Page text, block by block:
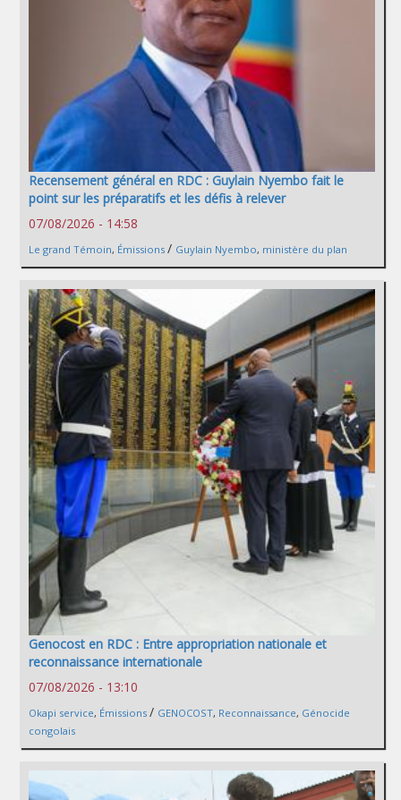
Recensement général en RDC : Guylain Nyembo fait le
point sur les préparatifs et les défis à relever
07/08/2026 - 14:58
Le grand Témoin, Émissions / Guylain Nyembo, ministère du plan
Genocost en RDC : Entre appropriation nationale et
reconnaissance internationale
07/08/2026 - 13:10
Okapi service, Émissions / GENOCOST, Reconnaissance, Génocide
congolais